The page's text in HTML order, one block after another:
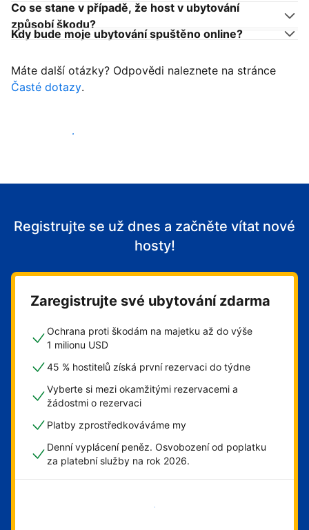
Co se stane v případě, že host v ubytování
způsobí škodu?
Kdy bude moje ubytování spuštěno online?
Máte další otázky? Odpovědi naleznete na stránce
Časté dotazy.
Začít přijímat hosty
Registrujte se už dnes a začněte vítat nové
hosty!
Zaregistrujte své ubytování zdarma
Ochrana proti škodám na majetku až do výše
1 milionu USD
45 % hostitelů získá první rezervaci do týdne
Vyberte si mezi okamžitými rezervacemi a
žádostmi o rezervaci
Platby zprostředkováváme my
Denní vyplácení peněz. Osvobození od poplatku
za platební služby na rok 2026.
Začít hned